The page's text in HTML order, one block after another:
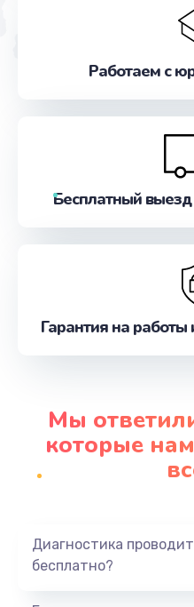
Работаем с
Бесплатный
Гарантия на работы
Мы
которые
Диагностика
бесплатно?